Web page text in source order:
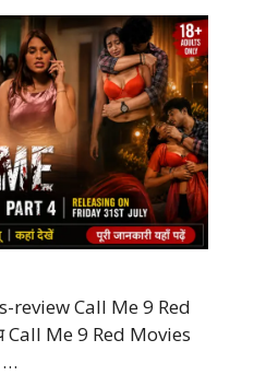
Call Me 9 Red
Call Me 9 Red Movies
…